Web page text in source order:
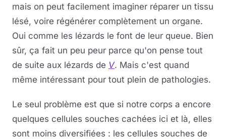
mais on peut facilement imaginer réparer un tissu
lésé, voire régénérer complètement un organe.
Oui comme les lézards le font de leur queue. Bien
sûr, ça fait un peu peur parce qu'on pense tout
de suite aux lézards de V. Mais c'est quand
même intéressant pour tout plein de pathologies.
Le seul problème est que si notre corps a encore
quelques cellules souches cachées ici et là, elles
sont moins diversifiées : les cellules souches de